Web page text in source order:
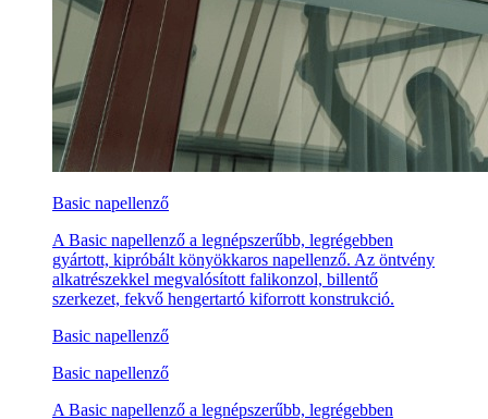
Basic napellenző
A Basic napellenző a legnépszerűbb, legrégebben
gyártott, kipróbált könyökkaros napellenző. Az öntvény
alkatrészekkel megvalósított falikonzol, billentő
szerkezet, fekvő hengertartó kiforrott konstrukció.
Basic napellenző
Basic napellenző
A Basic napellenző a legnépszerűbb, legrégebben